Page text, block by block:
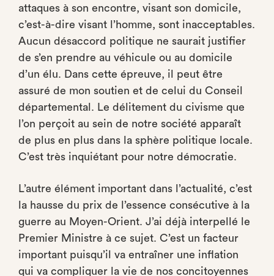
attaques à son encontre, visant son domicile,
c’est-à-dire visant l’homme, sont inacceptables.
Aucun désaccord politique ne saurait justifier
de s’en prendre au véhicule ou au domicile
d’un élu. Dans cette épreuve, il peut être
assuré de mon soutien et de celui du Conseil
départemental. Le délitement du civisme que
l’on perçoit au sein de notre société apparaît
de plus en plus dans la sphère politique locale.
C’est très inquiétant pour notre démocratie.
L’autre élément important dans l’actualité, c’est
la hausse du prix de l’essence consécutive à la
guerre au Moyen-Orient. J’ai déjà interpellé le
Premier Ministre à ce sujet. C’est un facteur
important puisqu’il va entraîner une inflation
qui va compliquer la vie de nos concitoyennes